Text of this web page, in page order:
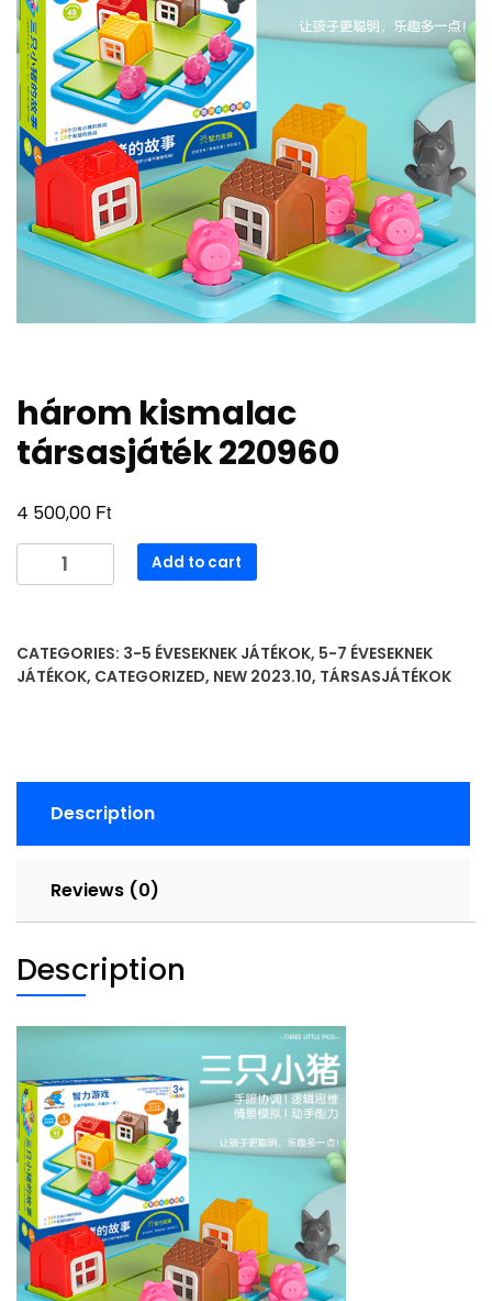
három kismalac
társasjáték 220960
4 500,00 Ft
három
kismalac
quantity
Add to cart
CATEGORIES: 3-5 ÉVESEKNEK JÁTÉKOK, 5-7 ÉVESEKNEK
JÁTÉKOK, CATEGORIZED, NEW 2023.10, TÁRSASJÁTÉKOK
Description
Reviews (0)
Description